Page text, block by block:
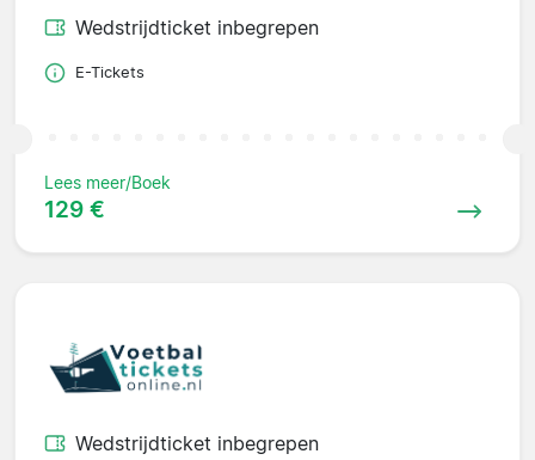
Wedstrijdticket inbegrepen
E-Tickets
Lees meer/Boek
129 €
Wedstrijdticket inbegrepen